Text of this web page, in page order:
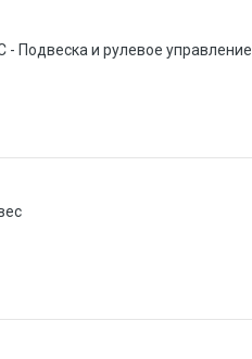
- Подвеска и рулевое управление